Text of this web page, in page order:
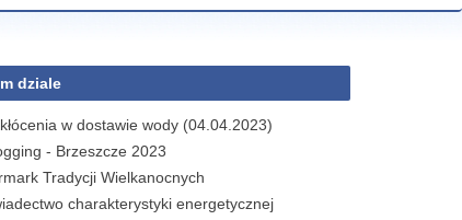
dziale
w dostawie wody (04.04.2023)
- Brzeszcze 2023
Tradycji Wielkanocnych
charakterystyki energetycznej